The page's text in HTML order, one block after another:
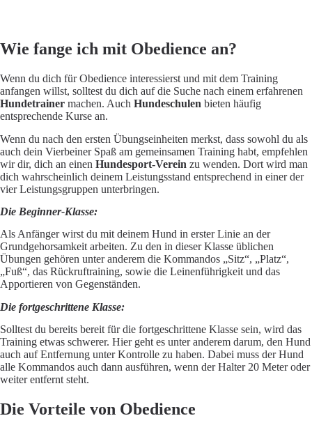
Wie fange ich mit Obedience an?
Wenn du dich für Obedience interessierst und mit dem Training
anfangen willst, solltest du dich auf die Suche nach einem erfahrenen
Hundetrainer machen. Auch Hundeschulen bieten häufig
entsprechende Kurse an.
Wenn du nach den ersten Übungseinheiten merkst, dass sowohl du als
auch dein Vierbeiner Spaß am gemeinsamen Training habt, empfehlen
wir dir, dich an einen Hundesport-Verein zu wenden. Dort wird man
dich wahrscheinlich deinem Leistungsstand entsprechend in einer der
vier Leistungsgruppen unterbringen.
Die Beginner-Klasse:
Als Anfänger wirst du mit deinem Hund in erster Linie an der
Grundgehorsamkeit arbeiten. Zu den in dieser Klasse üblichen
Übungen gehören unter anderem die Kommandos „Sitz“, „Platz“,
„Fuß“, das Rückruftraining, sowie die Leinenführigkeit und das
Apportieren von Gegenständen.
Die fortgeschrittene Klasse:
Solltest du bereits bereit für die fortgeschrittene Klasse sein, wird das
Training etwas schwerer. Hier geht es unter anderem darum, den Hund
auch auf Entfernung unter Kontrolle zu haben. Dabei muss der Hund
alle Kommandos auch dann ausführen, wenn der Halter 20 Meter oder
weiter entfernt steht.
Die Vorteile von Obedience